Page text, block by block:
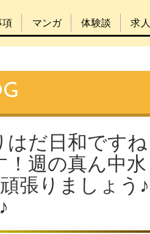
マンガ 体験談 求人
はだ日和ですね
！週の真ん中水
張りましょう♪